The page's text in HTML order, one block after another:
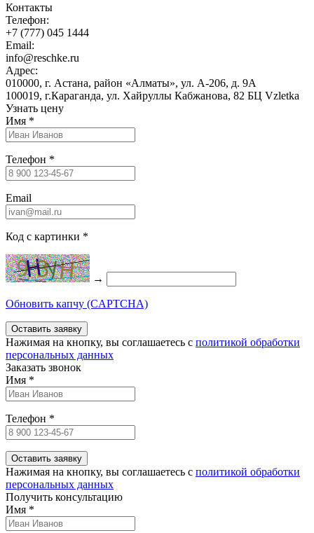
Контакты
Телефон:
+7 (777) 045 1444
Email:
info@reschke.ru
Адрес:
010000, г. Астана, район «Алматы», ул. А-206, д. 9А
100019, г.Караганда, ул. Хайруллы Кабжанова, 82 БЦ Vzletka
Узнать цену
Имя *
Телефон *
Email
Код с картинки *
→
Обновить капчу (CAPTCHA)
Нажимая на кнопку, вы соглашаетесь c политикой обработки
персональных данных
Заказать звонок
Имя *
Телефон *
Нажимая на кнопку, вы соглашаетесь c политикой обработки
персональных данных
Получить консультацию
Имя *